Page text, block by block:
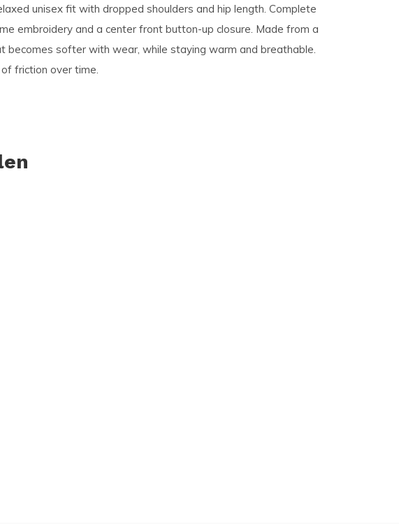
unisex fit with dropped shoulders and hip length. Complete
embroidery and a center front button-up closure. Made from a
becomes softer with wear, while staying warm and breathable.
friction over time.